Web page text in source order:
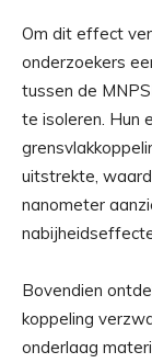
Om dit effect
onderzoekers
tussen de
te isoleren. Hun
uitstrekte,
nanometer
Bovendien
koppeling
onderlaag